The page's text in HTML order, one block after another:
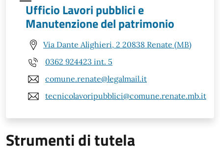
Ufficio Lavori pubblici e
Manutenzione del patrimonio
Via Dante Alighieri, 2 20838 Renate (MB)
0362 924423 int. 5
comune.renate@legalmail.it
tecnicolavoripubblici@comune.renate.mb.it
Strumenti di tutela